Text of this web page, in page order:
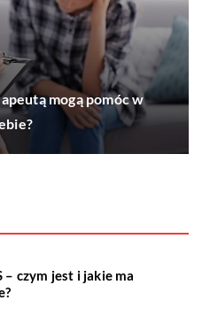
mogą pomóc w
– czym jest i jakie ma